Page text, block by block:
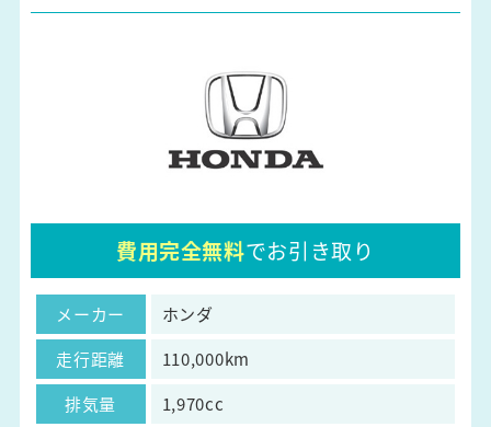
費用完全無料でお引き取り
メーカー
ホンダ
走行距離
110,000km
排気量
1,970cc